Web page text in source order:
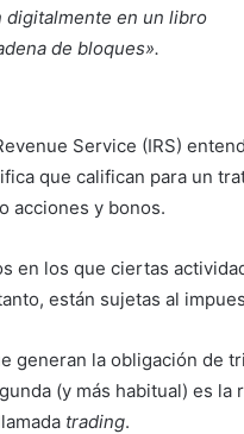
digitalmente en un libro
de bloques».
Service (IRS)
que califican para un
acciones y bonos.
en los que ciertas
están sujetas al
generan la obligación de
(y más habitual) es
trading.